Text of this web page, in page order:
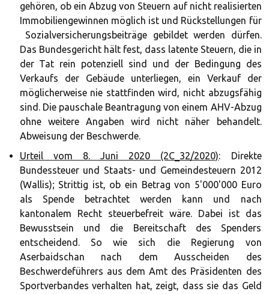
gehören, ob ein Abzug von Steuern auf nicht realisierten
Immobiliengewinnen möglich ist und Rückstellungen für
Sozialversicherungsbeiträge gebildet werden dürfen.
Das Bundesgericht hält fest, dass latente Steuern, die in
der Tat rein potenziell sind und der Bedingung des
Verkaufs der Gebäude unterliegen, ein Verkauf der
möglicherweise nie stattfinden wird, nicht abzugsfähig
sind. Die pauschale Beantragung von einem AHV-Abzug
ohne weitere Angaben wird nicht näher behandelt.
Abweisung der Beschwerde.
Urteil vom 8. Juni 2020 (2C_32/2020): Direkte
Bundessteuer und Staats- und Gemeindesteuern 2012
(Wallis); Strittig ist, ob ein Betrag von 5'000'000 Euro
als Spende betrachtet werden kann und nach
kantonalem Recht steuerbefreit wäre. Dabei ist das
Bewusstsein und die Bereitschaft des Spenders
entscheidend. So wie sich die Regierung von
Aserbaidschan nach dem Ausscheiden des
Beschwerdeführers aus dem Amt des Präsidenten des
Sportverbandes verhalten hat, zeigt, dass sie das Geld